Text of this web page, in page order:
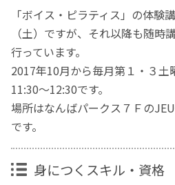
「ボイス・ピラティス」の体験
（土）ですが、それ以降も随時
行っています。
2017年10月から毎月第１・３土
11:30～12:30です。
場所はなんばパークス７Ｆの
です。
身につくスキル・資格